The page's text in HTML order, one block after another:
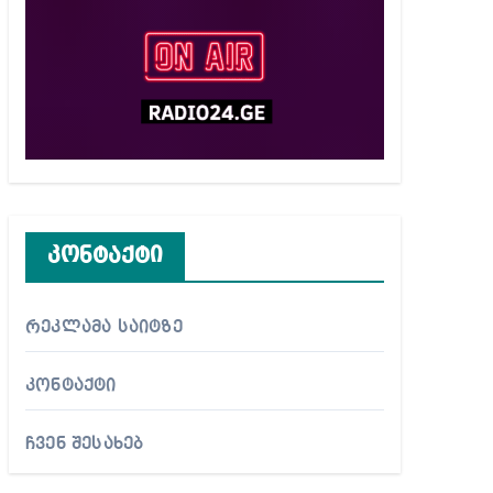
კონტაქტი
რეკლამა საიტზე
კონტაქტი
ჩვენ შესახებ